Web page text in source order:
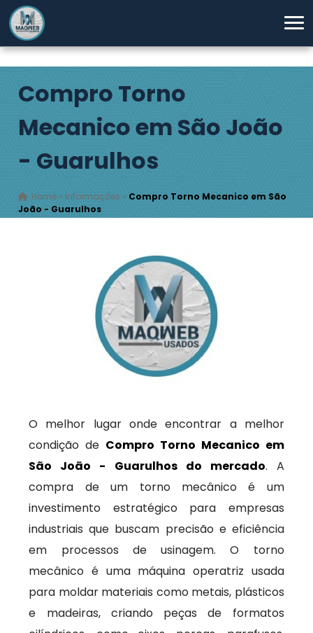
Compro Torno
Mecanico em São João
- Guarulhos
Home » Informações » Compro Torno Mecanico em São
João - Guarulhos
O melhor lugar onde encontrar a melhor
condição de Compro Torno Mecanico em
São João - Guarulhos do mercado. A
compra de um torno mecânico é um
investimento estratégico para empresas
industriais que buscam precisão e eficiência
em processos de usinagem. O torno
mecânico é uma máquina operatriz usada
para moldar materiais como metais, plásticos
e madeiras, criando peças de formatos